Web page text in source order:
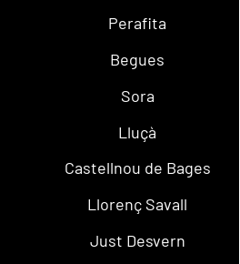
Perafita
Begues
Sora
Lluçà
Castellnou de Bages
Llorenç Savall
Just Desvern